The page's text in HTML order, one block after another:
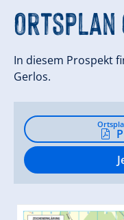
Ortsplan
In diesem Prospekt
Gerlos.